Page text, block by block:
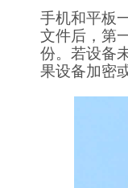
手机和平板
文件后，第
份。若设备
果设备加密